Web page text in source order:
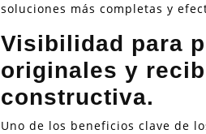
soluciones más completas y
Visibilidad para
originales y
constructiva.
Uno de los beneficios clave de